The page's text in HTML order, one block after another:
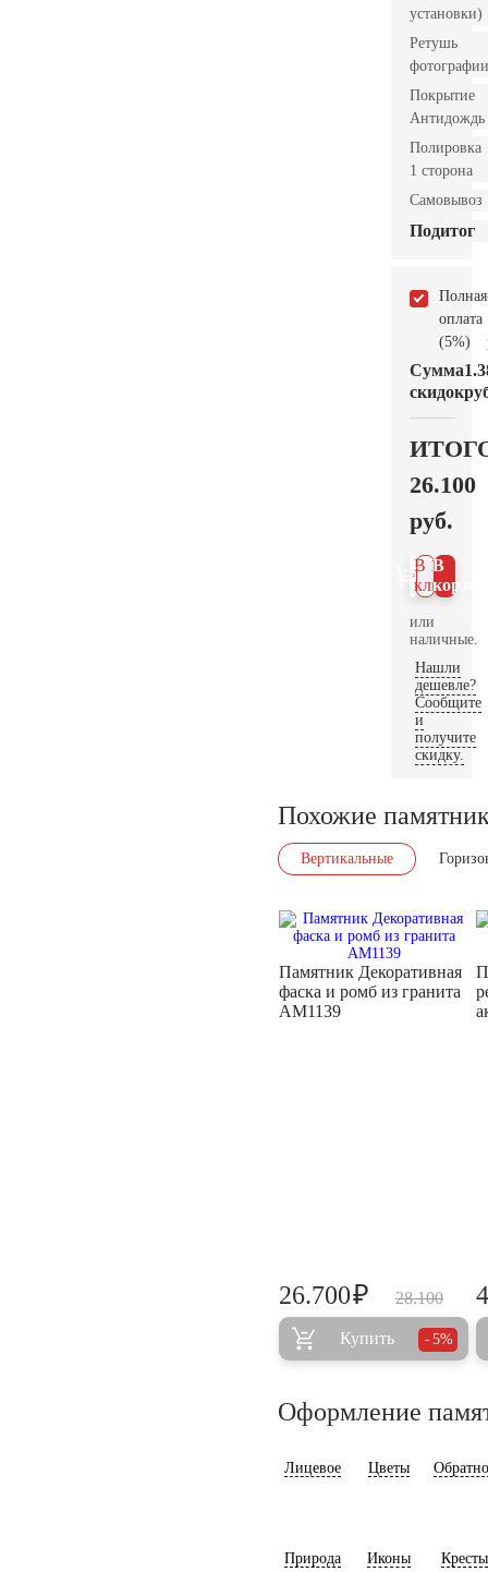
установки)
Ретушь
фотографии
Покрытие
Антидождь
Полировка
1 сторона
Самовывоз
Подитог
Полная
оплата
(5%)
Сумма
скидок
26.100
руб.
В
В 1
клик
или
наличные.
Нашли
дешевле?
Сообщите
и
получите
скидку.
Похожие
Вертикальные
Памятник Декоративная
фаска и ромб из гранита
AM1139
28.100
26.700₽
Купить 5%
Оформление
Лицевое Цветы
Природа Иконы Кресты